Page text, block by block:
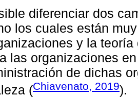
diferenciar dos
los cuales están
y la
las organizaciones
de dichas
(Chiavenato, 2019).